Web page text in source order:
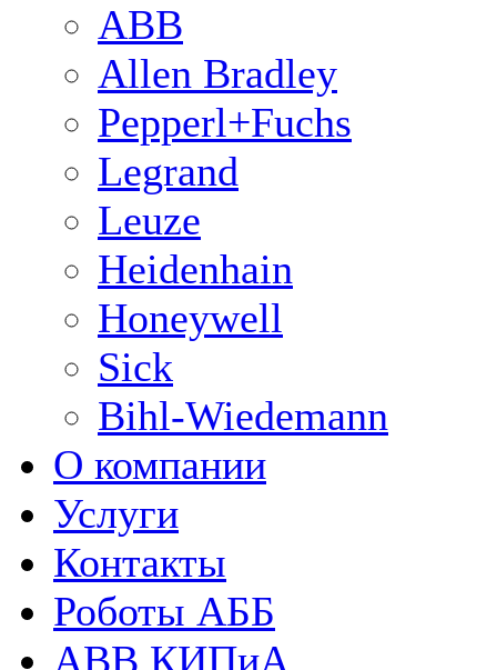
ABB
Allen Bradley
Pepperl+Fuchs
Legrand
Leuze
Heidenhain
Honeywell
Sick
Bihl-Wiedemann
О компании
Услуги
Контакты
Роботы АББ
ABB КИПиА